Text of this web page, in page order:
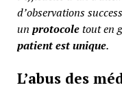
d’observations
un protocoletout en
patient est unique.
L’abus des